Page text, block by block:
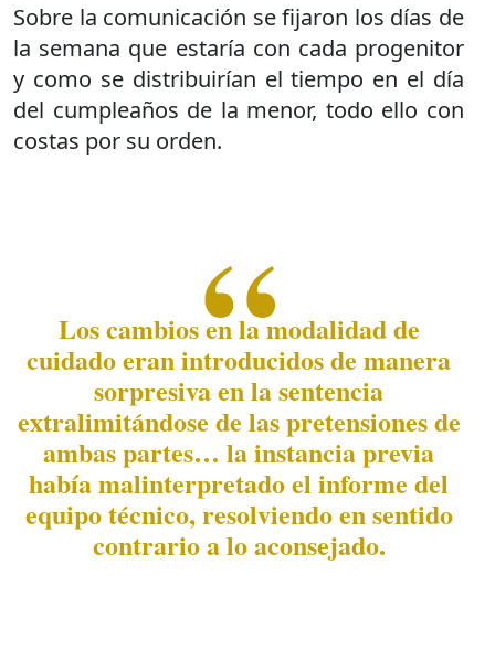
Sobre la comunicación se fijaron los días de
la semana que estaría con cada progenitor
y como se distribuirían el tiempo en el día
del cumpleaños de la menor, todo ello con
costas por su orden.
Los cambios en la modalidad de
cuidado eran introducidos de manera
sorpresiva en la sentencia
extralimitándose de las pretensiones de
ambas partes… la instancia previa
había malinterpretado el informe del
equipo técnico, resolviendo en sentido
contrario a lo aconsejado.